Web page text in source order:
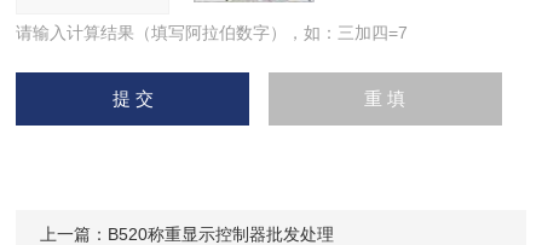
请输入计算结果（填写阿拉伯数字），如：三加四=7
上一篇： B520称重显示控制器批发处理